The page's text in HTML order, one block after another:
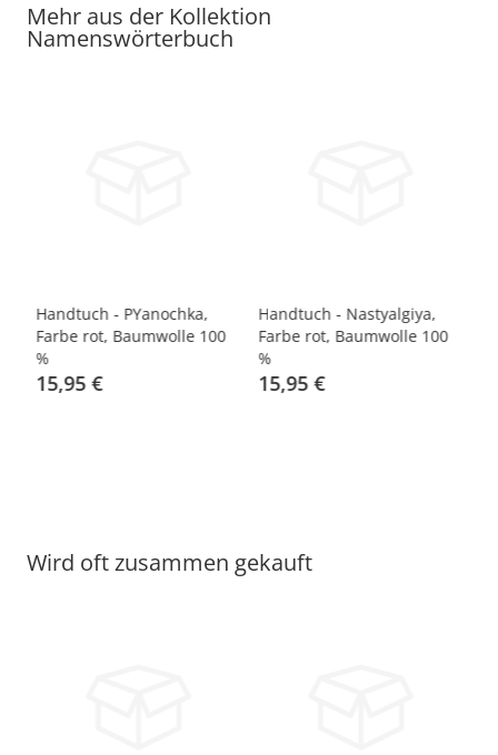
Mehr aus der Kollektion
Namenswörterbuch
Handtuch - PYanochka,
Farbe rot, Baumwolle 100
%
15,95 €
Handtuch - Nastyalgiya,
Farbe rot, Baumwolle 100
%
15,95 €
Wird oft zusammen gekauft